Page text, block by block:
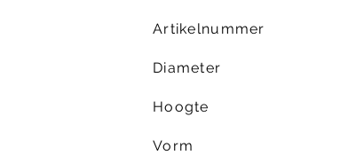
Artikelnummer
Diameter
Hoogte
Vorm